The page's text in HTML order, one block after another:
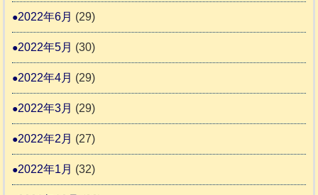
2022年6月 (29)
2022年5月 (30)
2022年4月 (29)
2022年3月 (29)
2022年2月 (27)
2022年1月 (32)